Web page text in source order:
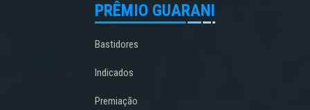
PRÊMIO GUARANI
Bastidores
Indicados
Premiação